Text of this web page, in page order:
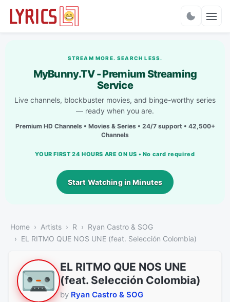
STREAM MORE. SEARCH LESS.
MyBunny.TV - Premium Streaming
Service
Live channels, blockbuster movies, and binge-worthy series
— ready when you are.
Premium HD Channels • Movies & Series • 24/7 support • 42,500+
Channels
YOUR FIRST 24 HOURS ARE ON US • No card required
Start Watching in Minutes
Home Artists R
Ryan Castro & SOG
EL RITMO QUE NOS UNE (feat. Selección Colombia)
EL RITMO QUE NOS UNE
(feat. Selección Colombia)
by Ryan Castro & SOG